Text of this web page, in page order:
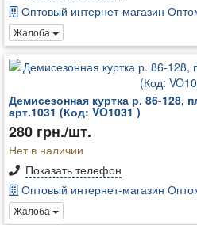
Оптовый интернет-магазин
Жалоба
Демисезонная куртка р. 86-128,
арт.1031 (Код: VO1031 )
280 грн./шт.
Нет в наличии
Показать телефон
Оптовый интернет-магазин
Жалоба